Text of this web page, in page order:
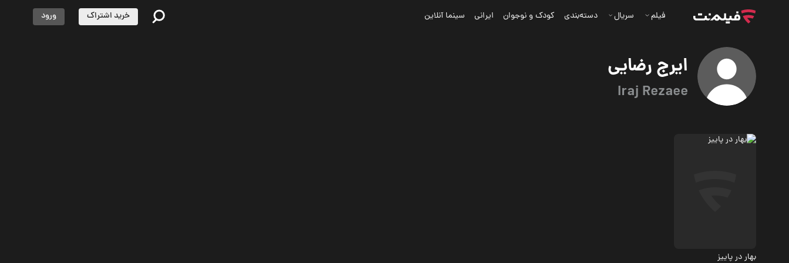
ایرج رضایی
Iraj Rezaee
فیلم سریال دسته‌بندی کودک و نوجوان ایرانی سینما آنلاین خرید اشتراک ورود
بهار در پاییز